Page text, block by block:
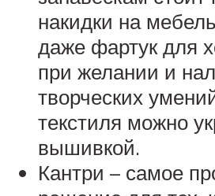
накидки на
даже фартук для
при желании и
творческих
текстиля можно
вышивкой.
Кантри – самое